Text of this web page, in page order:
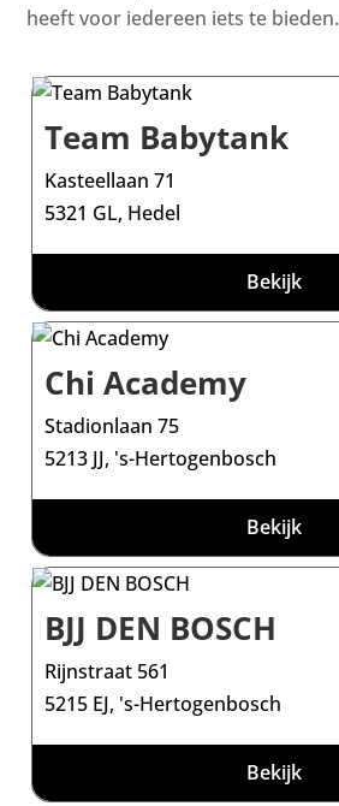
heeft voor iedereen iets te bieden.
Team Babytank
Kasteellaan 71
5321 GL, Hedel
Bekijk
Chi Academy
Stadionlaan 75
5213 JJ, 's-Hertogenbosch
Bekijk
BJJ DEN BOSCH
Rijnstraat 561
5215 EJ, 's-Hertogenbosch
Bekijk